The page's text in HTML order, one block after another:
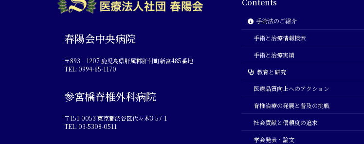
春陽会中央病院
〒893‐1207 鹿児島県肝属郡肝付町新富485番地
TEL: 0994-65-1170
参宮橋脊椎外科病院
〒151-0053 東京都渋谷区代々木3-57-1
TEL: 03-5308-0511
手術法のご紹介
手術と治療情報検索
手術と治療実績
教育と研究
医療品質向上へのアクション
脊椎治療の発展と普及の挑戦
社会貢献と信頼度の追求
学会発表・論文